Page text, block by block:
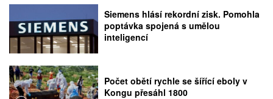
Siemens hlásí rekordní zisk. Pomohla
poptávka spojená s umělou
inteligencí
Počet obětí rychle se šířící eboly v
Kongu přesáhl 1800